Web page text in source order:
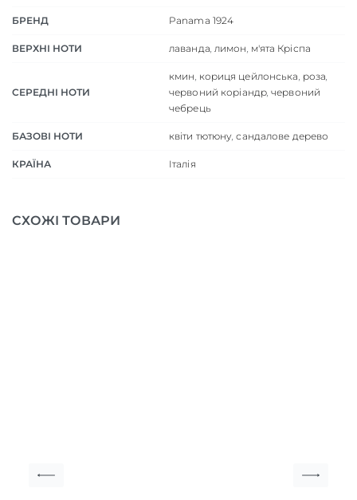
БРЕНД Panama 1924
ВЕРХНІ НОТИ лаванда, лимон, м'ята Кріспа
СЕРЕДНІ НОТИ
кмин, кориця цейлонська, роза,
червоний коріандр,червоний
чебрець
БАЗОВІ НОТИ квіти тютюну,сандалове дерево
КРАЇНА Італія
СХОЖІ ТОВАРИ